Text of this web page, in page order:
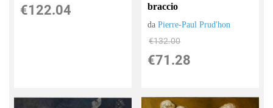
€122.04
braccio
daPierre-Paul Prud'hon
€132.00
€71.28